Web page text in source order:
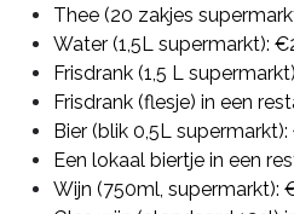
Thee (20 zakjes
Water (1,5L supermarkt):
Frisdrank (1,5 L
Frisdrank (flesje) in een
Bier (blik 0,5L
Een lokaal biertje in een
Wijn (750ml, supermarkt):